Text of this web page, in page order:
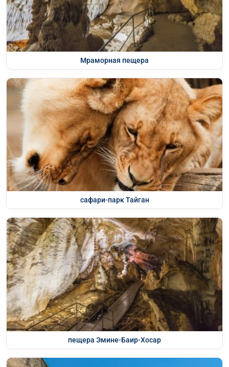
Мраморная пещера
сафари-парк Тайган
пещера Эмине-Баир-Хосар